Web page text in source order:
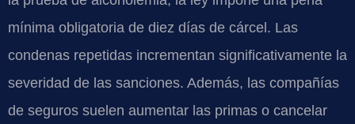
mínima obligatoria de diez días de cárcel. Las
condenas repetidas incrementan significativamente la
severidad de las sanciones. Además, las compañías
de seguros suelen aumentar las primas o cancelar